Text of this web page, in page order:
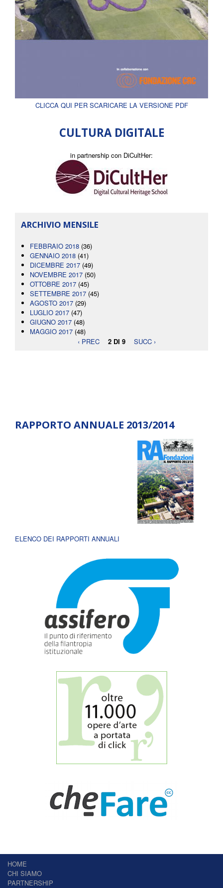
CLICCA QUI PER SCARICARE LA VERSIONE PDF
CULTURA DIGITALE
in partnership con DiCultHer:
ARCHIVIO MENSILE
FEBBRAIO 2018 (36)
GENNAIO 2018 (41)
DICEMBRE 2017 (49)
NOVEMBRE 2017 (50)
OTTOBRE 2017 (45)
SETTEMBRE 2017 (45)
AGOSTO 2017 (29)
LUGLIO 2017 (47)
GIUGNO 2017 (48)
MAGGIO 2017 (48)
‹ PREC
2 DI 9 SUCC ›
RAPPORTO ANNUALE 2013/2014
ELENCO DEI RAPPORTI ANNUALI
HOME
CHI SIAMO
PARTNERSHIP